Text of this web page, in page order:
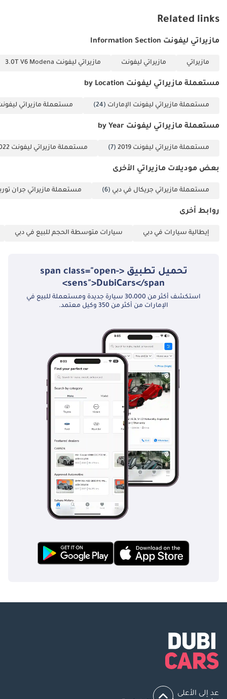
١ رخصة تجارية ٢ عقد
جوازات سفر جميع
الإماراتية والتأشيرة ٥
شخصي لآخر ٣ أشهر
٦ كشف حساب بنكي
الشركات: ١ رخصة
التأسيس ٣ نسخ من
حساب بنكي للشركة
▔▔▔▔▔▔▔▔▔▔
مقدمة قدرها ٥٠٠٠
بطاقة ائتمان/خصم:
يُسترد المبلغ نقدًا بعد
يُسترد المبلغ نقدًا بعد
التسجيل. ٣ شيك: لا
يُصرف، ويُعاد بعد
توضيح الشروط
الدفع نقدًا ونتعامل
مع التسويات البنكية
▔▔▔▔▔▔▔▔▔▔
Related links
مازيراتي ليفونت Information Section
مازيراتي مازيراتي ليفونت مازيراتي ليفونت 3.0T V6 Modena
مستعملة مازيراتي ليفونت by Location
مستعملة مازيراتي ليفونت الإمارات (24) مستعملة مازيراتي
مستعملة مازيراتي ليفونت by Year
مستعملة مازيراتي ليفونت 2019 (7) مستعملة مازيراتي ليفونت 2022
بعض موديلات مازيراتي الأخرى
مستعملة مازيراتي جريكال في دبي (6) مستعملة مازيراتي جران
روابط أخرى
إيطالية سيارات في دبي سيارات متوسطة الحجم للبيع في دبي
تحميل تطبيق <span class="open-
sens">DubiCars</span>
استكشف أكثر من 30،000 سيارة جديدة ومستعملة للبيع في
الإمارات من أكثر من 350 وكيل معتمد.
عد إلى الأعلى